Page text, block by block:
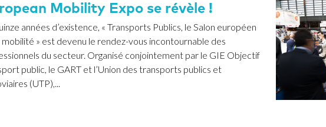
Mobility Expo se révèle !
années d’existence, « Transports Publics, le Salon européen
mobilité » est devenu le rendez-vous incontournable des
du secteur. Organisé conjointement par le GIE Objectif
public, le GART et l’Union des transports publics et
(UTP),...